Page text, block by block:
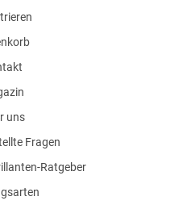
uns
Fragen
Ratgeber